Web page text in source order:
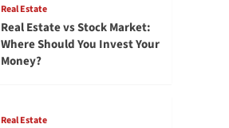
Real Estate
Real Estate vs Stock Market:
Where Should You Invest Your
Money?
Real Estate